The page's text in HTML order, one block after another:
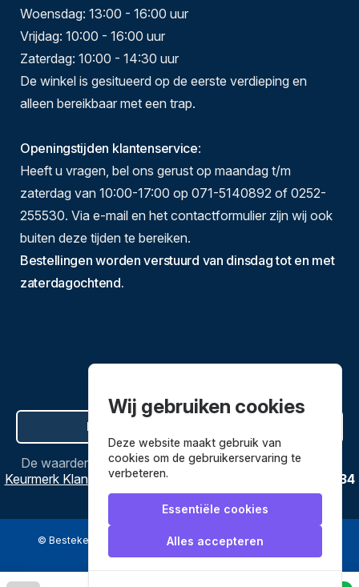
Woensdag: 13:00 - 16:00 uur
Vrijdag: 10:00 - 16:00 uur
Zaterdag: 10:00 - 14:30 uur
De winkel is gesitueerd op de eerste verdieping en
alleen bereikbaar met een trap.
Openingstijden klantenservice:
Heeft u vragen, bel ons gerust op maandag t/m
zaterdag van 10:00-17:00 op 071-5140892 of 0252-
255530. Via e-mail en het contactformulier zijn wij ook
buiten deze tijden te bereiken.
Bestellingen worden verstuurd van dinsdag tot en met
zaterdagochtend.
Hier de overeenkomst ontbinden
De waardering vanBestekenpannen.nlbijWebwinkel
Keurmerk Klantbeoordelingen
3634
reviews.
© Bestekenpannen.nl 2026 een webshop van
Wij gebruiken cookies
Deze website maakt gebruik van
cookies om de gebruikerservaring te
verbeteren.
Essentiële cookies
Alles accepteren